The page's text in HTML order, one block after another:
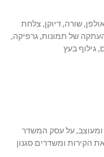
ז’,אולפן, שורה, דיוקן, צלחת
של תמונות, גרפיקה,
גילוף בעץ
יפה ומעוצב, על עסק המשדר
הקירות ומשדרים סגנון